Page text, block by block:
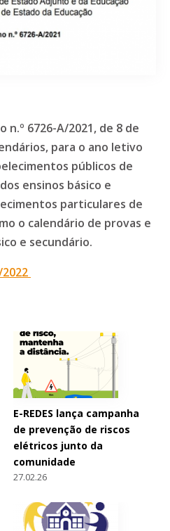
n.º 6726-A/2021, de 8 de
para o ano letivo
públicos de
ensinos básico e
particulares de
o calendário de provas e
e secundário.
E-REDES lança campanha
de prevenção de riscos
elétricos junto da
comunidade
27.02.26